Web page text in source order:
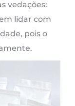
vedações:
lidar com
pois o